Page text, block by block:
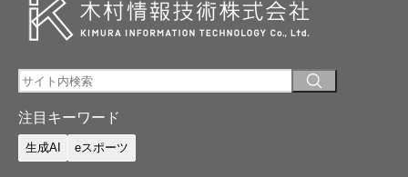
注目キーワード
生成AI eスポーツ